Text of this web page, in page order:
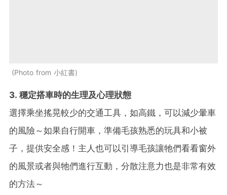
Photo from 小紅書
3. 穩定搭車時的生理及心理狀態
選擇乘坐搖晃較少的交通工具，如高鐵，可以減少暈車
的風險～如果自行開車，準備毛孩熟悉的玩具和小被
子，提供安全感！主人也可以引導毛孩讓牠們看看窗外
的風景或者與牠們進行互動，分散注意力也是非常有效
的方法～